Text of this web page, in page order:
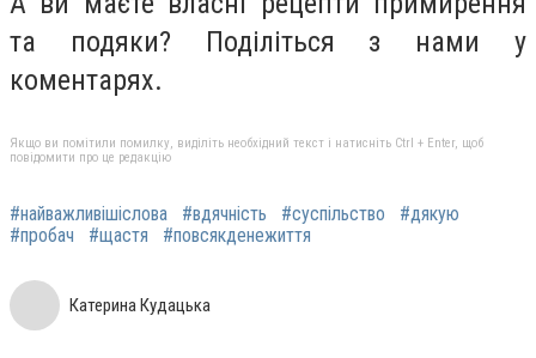
та подяки? Поділіться з нами у
коментарях.
Якщо ви помітили помилку, виділіть необхідний текст і натисніть Ctrl + Enter, щоб
повідомити про це редакцію
#найважливішіслова #вдячність #суспільство
#дякую
#пробач
#щастя #повсякденежиття
Катерина Кудацька